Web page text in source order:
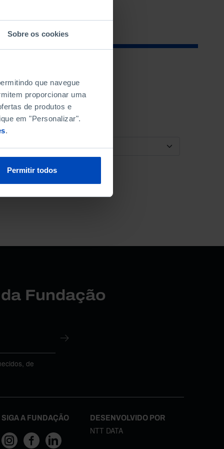
Sobre os cookies
que navegue
proporcionar uma
de produtos e
em "Personalizar".
.
Permitir todos
ORDENAR POR
Fundação
de
SIGA A FUNDAÇÃO DESENVOLVIDO POR
NTT DATA